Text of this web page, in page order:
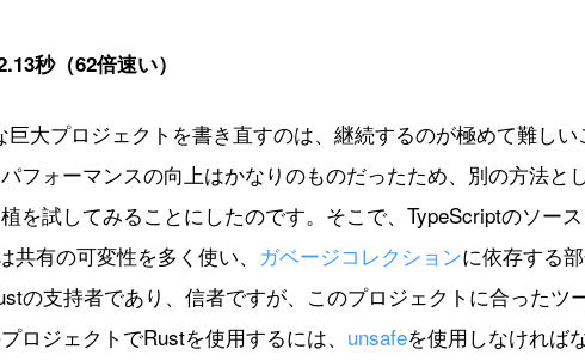
秒（62倍速い）
巨大プロジェクトを書き直すのは、継続するのが極めて難しい
フォーマンスの向上はかなりのものだったため、別の方法と
を試してみることにしたのです。そこで、TypeScriptのソー
共有の可変性を多く使い、 ガベージコレクションに依存する
の支持者であり、信者ですが、このプロジェクトに合ったツ
ロジェクトでRustを使用するには、 unsafeを使用しなければ